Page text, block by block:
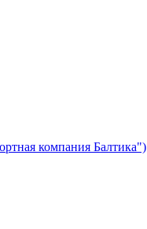
компания Балтика")